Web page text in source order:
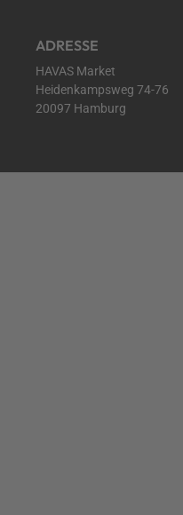
ADRESSE
HAVAS Market
Heidenkampsweg 74-76
20097 Hamburg